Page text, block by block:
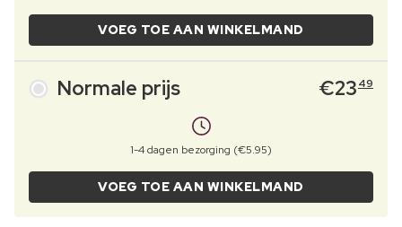
VOEG TOE AAN WINKELMAND
Normale prijs €23 49
1-4 dagen bezorging (€5.95)
VOEG TOE AAN WINKELMAND